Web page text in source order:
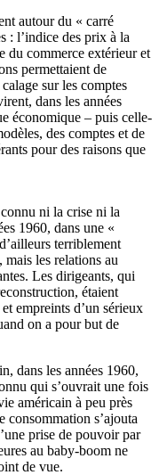
autour du « carré
: l’indice des prix à la
du commerce extérieur et
permettaient de
sur les comptes
dans les années
économique – puis celle-
des comptes et de
pour des raisons que
ni la crise ni la
1960, dans une «
terriblement
mais les relations au
Les dirigeants, qui
étaient
empreints d’un sérieux
on a pour but de
dans les années 1960,
qui s’ouvrait une fois
américain à peu près
consommation s’ajouta
prise de pouvoir par
au baby-boom ne
de vue.